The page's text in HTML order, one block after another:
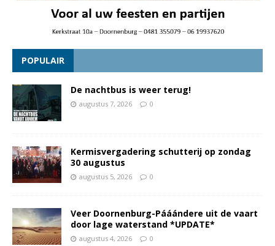
POPULAIR
De nachtbus is weer terug!
augustus 7, 2026 0
Kermisvergadering schutterij op zondag
30 augustus
augustus 5, 2026 0
Veer Doornenburg-Pááándere uit de vaart
door lage waterstand *UPDATE*
augustus 4, 2026 0